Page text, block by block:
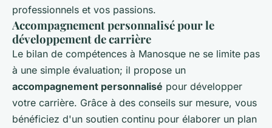
professionnels et vos passions.
Accompagnement personnalisé pour le
développement de carrière
Le bilan de compétences à Manosque ne se limite pas
à une simple évaluation; il propose un
accompagnement personnalisé pour développer
votre carrière. Grâce à des conseils sur mesure, vous
bénéficiez d'un soutien continu pour élaborer un plan